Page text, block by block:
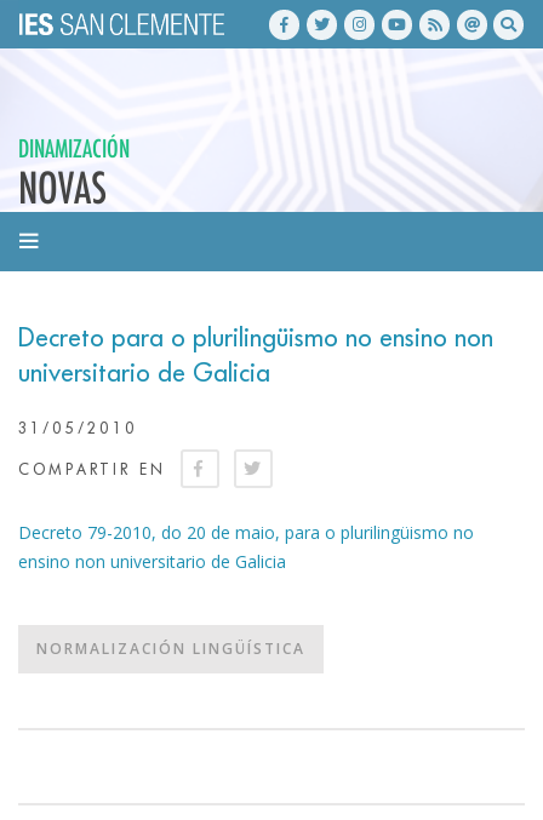
DINAMIZACIÓN
NOVAS
Decreto para o plurilingüismo no ensino non
universitario de Galicia
31/05/2010
COMPARTIR EN
Decreto 79-2010, do 20 de maio, para o plurilingüismo no
ensino non universitario de Galicia
NORMALIZACIÓN LINGÜÍSTICA